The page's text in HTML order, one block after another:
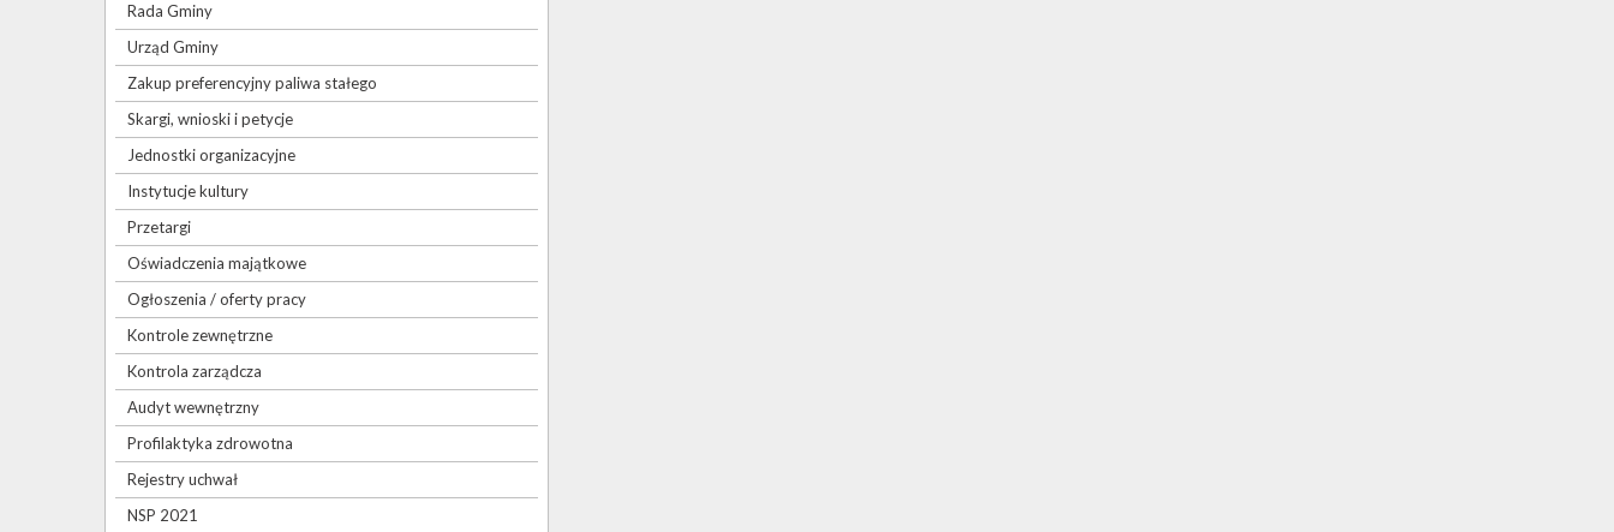
Rada Gminy
Urząd Gminy
Zakup preferencyjny paliwa stałego
Skargi, wnioski i petycje
Jednostki organizacyjne
Instytucje kultury
Przetargi
Oświadczenia majątkowe
Ogłoszenia / oferty pracy
Kontrole zewnętrzne
Kontrola zarządcza
Audyt wewnętrzny
Profilaktyka zdrowotna
Rejestry uchwał
NSP 2021